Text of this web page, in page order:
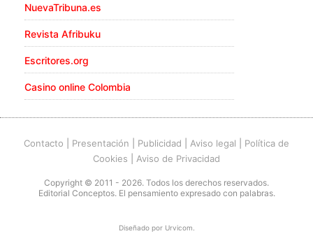
NuevaTribuna.es
Revista Afribuku
Escritores.org
Casino online Colombia
Contacto Presentación Publicidad Aviso legal
Política de
Cookies
Aviso de Privacidad
Copyright © 2011 - 2026. Todos los derechos reservados.
Editorial Conceptos. El pensamiento expresado con palabras.
Diseñado por Urvicom